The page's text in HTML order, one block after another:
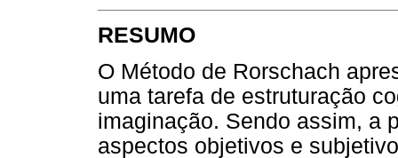
RESUMO
O Método de Rorschach
uma tarefa de estruturação
imaginação. Sendo assim, a
aspectos objetivos e